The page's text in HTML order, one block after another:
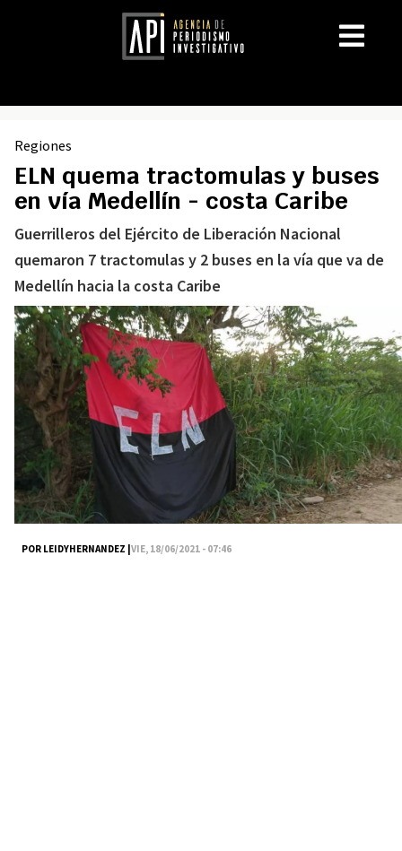
Regiones
ELN quema tractomulas y buses
en vía Medellín - costa Caribe
Guerrilleros del Ejército de Liberación Nacional
quemaron 7 tractomulas y 2 buses en la vía que va de
Medellín hacia la costa Caribe
POR LEIDYHERNANDEZ |VIE, 18/06/2021 - 07:46